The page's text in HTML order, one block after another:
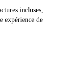
incluses,
expérience de